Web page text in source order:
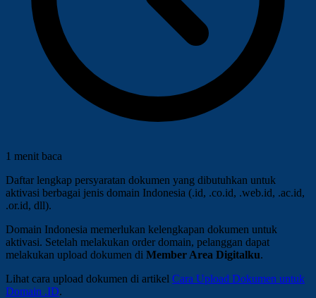
1 menit baca
Daftar lengkap persyaratan dokumen yang dibutuhkan untuk
aktivasi berbagai jenis domain Indonesia (.id, .co.id, .web.id, .ac.id,
.or.id, dll).
Domain Indonesia memerlukan kelengkapan dokumen untuk
aktivasi. Setelah melakukan order domain, pelanggan dapat
melakukan upload dokumen di Member Area Digitalku.
Lihat cara upload dokumen di artikel Cara Upload Dokumen untuk
Domain .ID.